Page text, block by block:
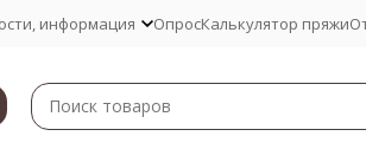
информация ОпросКалькулятор пряжи